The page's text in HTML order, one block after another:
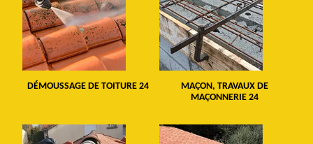
DÉMOUSSAGE DE TOITURE 24
MAÇON, TRAVAUX DE
MAÇONNERIE 24